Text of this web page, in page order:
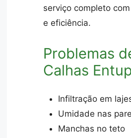
serviço completo
e eficiência.
Problemas
Calhas
Infiltração em
Umidade nas
Manchas no teto